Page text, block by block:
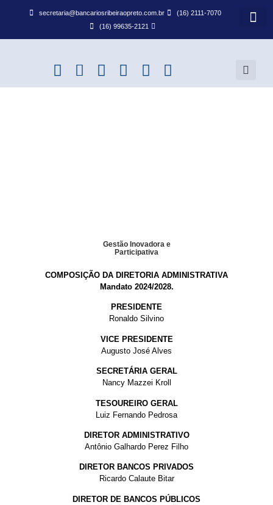
secretaria@bancariosribeiraopreto.com.br
(16) 2111-7070
(16) 99635-2121
Gestão Inovadora e
Participativa
COMPOSIÇÃO DA DIRETORIA ADMINISTRATIVA
Mandato 2024/2028.
PRESIDENTE
Ronaldo Silvino
VICE PRESIDENTE
Augusto José Alves
SECRETÁRIA GERAL
Nancy Mazzei Kroll
TESOUREIRO GERAL
Luiz Fernando Pedrosa
DIRETOR ADMINISTRATIVO
Antônio Galhardo Perez Filho
DIRETOR BANCOS PRIVADOS
Ricardo Calaute Bitar
DIRETOR DE BANCOS PÚBLICOS